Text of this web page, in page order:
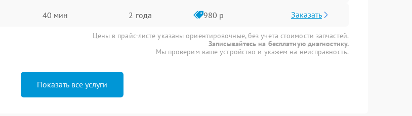
40 мин 2 года 980 р Заказать
Цены в прайс-листе указаны ориентировочные, без учета стоимости запчастей.
Записывайтесь на бесплатную диагностику.
Мы проверим ваше устройство и укажем на неисправность.
Показать все услуги